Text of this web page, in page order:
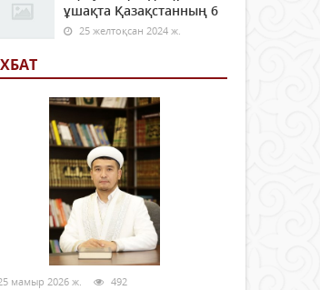
ұшақта Қазақстанның 6
25 желтоқсан 2024 ж.
мамыр 2026 ж. 492